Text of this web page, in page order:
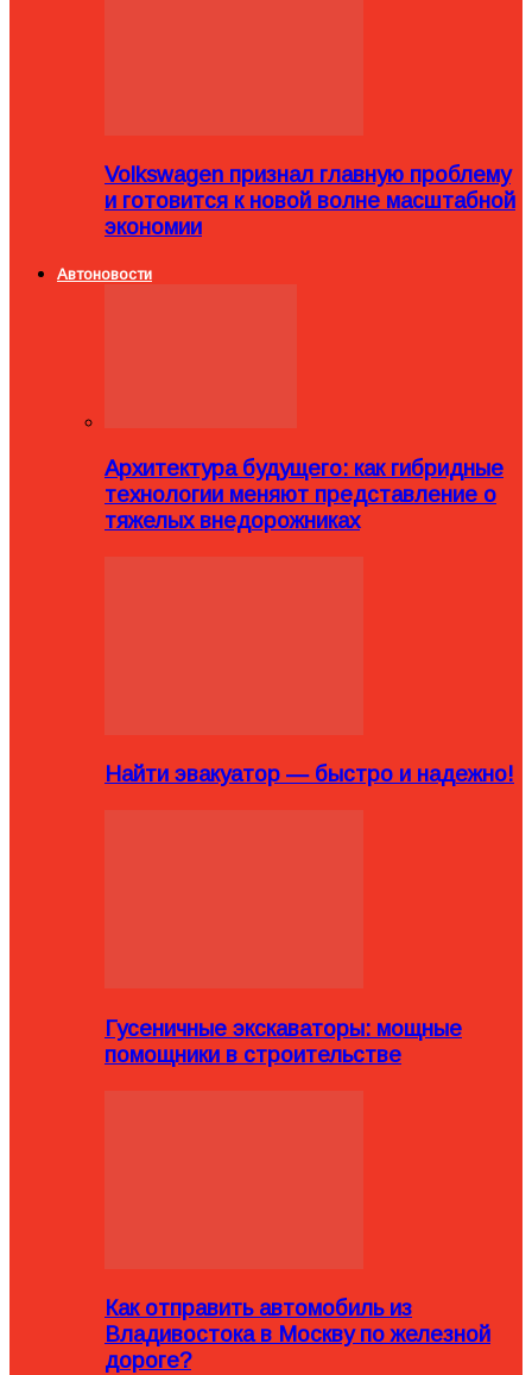
Volkswagen признал главную проблему
и готовится к новой волне масштабной
экономии
Автоновости
Архитектура будущего: как гибридные
технологии меняют представление о
тяжелых внедорожниках
Найти эвакуатор — быстро и надежно!
Гусеничные экскаваторы: мощные
помощники в строительстве
Как отправить автомобиль из
Владивостока в Москву по железной
дороге?